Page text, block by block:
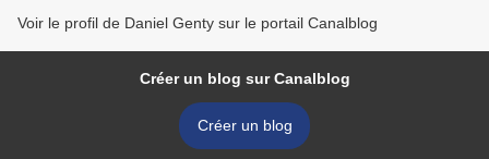
Voir le profil de Daniel Genty sur le portail Canalblog
Créer un blog sur Canalblog
Créer un blog